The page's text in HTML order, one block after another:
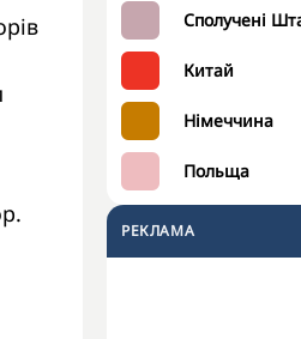
Сполучені
Китай
Німеччина
Польща
РЕКЛАМА